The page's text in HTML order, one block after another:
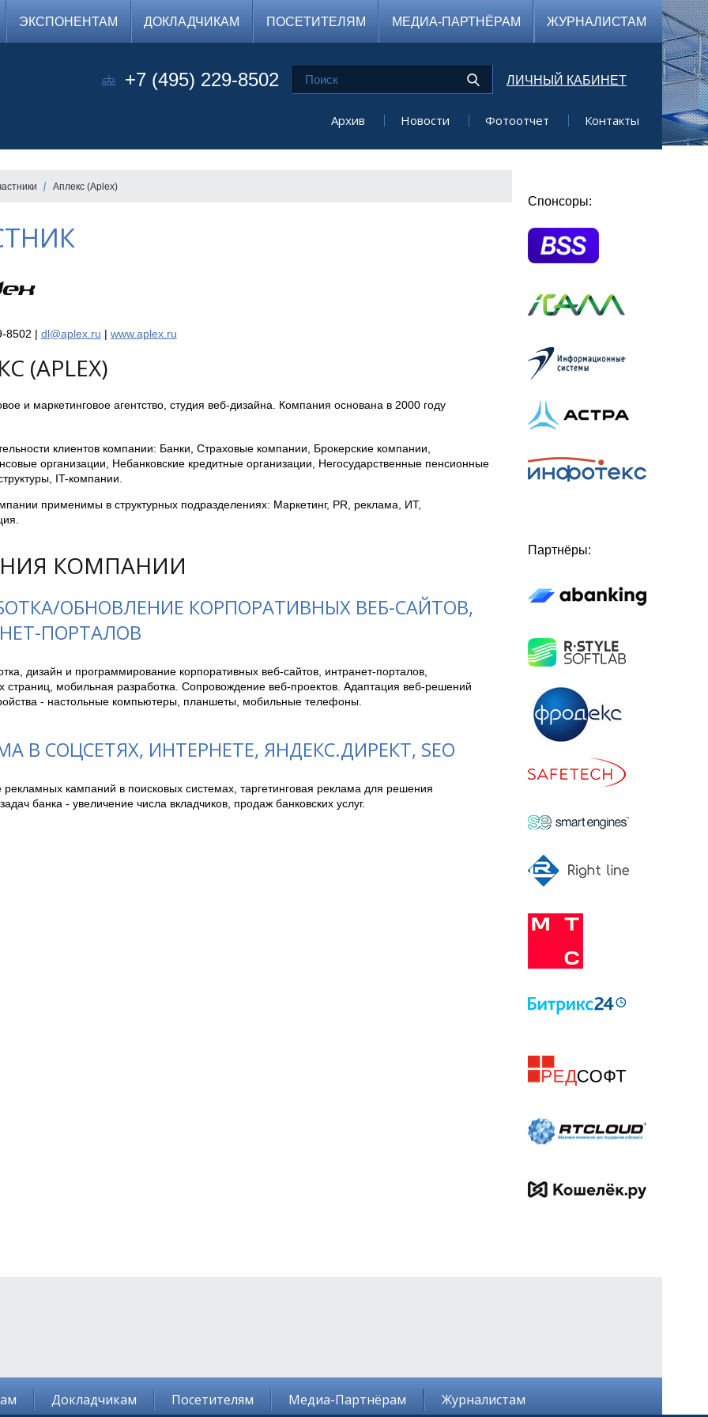
ЭКСПОНЕНТАМ ДОКЛАДЧИКАМ ПОСЕТИТЕЛЯМ МЕДИА-ПАРТНЁРАМ ЖУРНАЛИСТАМ
+7 (495) 229-8502 ЛИЧНЫЙ КАБИНЕТ
Архив Новости Фотоотчет Контакты
Аплекс (Aplex)
8502 | dl@aplex.ru | www.aplex.ru
(APLEX)
и маркетинговое агентство, студия веб-дизайна. Компания основана в 2000 году
клиентов компании: Банки, Страховые компании, Брокерские компании,
организации, Небанковские кредитные организации, Негосударственные пенсионные
IT-компании.
применимы в структурных подразделениях: Маркетинг, PR, реклама, ИТ,
КОМПАНИИ
ОБНОВЛЕНИЕ КОРПОРАТИВНЫХ ВЕБ-САЙТОВ,
ПОРТАЛОВ
дизайн и программирование корпоративных веб-сайтов, интранет-порталов,
страниц, мобильная разработка. Сопровождение веб-проектов. Адаптация веб-решений
- настольные компьютеры, планшеты, мобильные телефоны.
В СОЦСЕТЯХ, ИНТЕРНЕТЕ, ЯНДЕКС.ДИРЕКТ, SEO
кампаний в поисковых системах, таргетинговая реклама для решения
банка - увеличение числа вкладчиков, продаж банковских услуг.
Спонсоры:
Партнёры:
Докладчикам Посетителям Медиа-Партнёрам Журналистам